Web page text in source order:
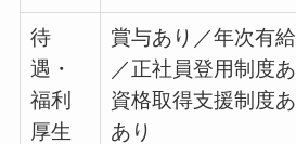
待
遇・
福利
厚生
賞与あり／年次有
／正社員登用制度
資格取得支援制度
あり